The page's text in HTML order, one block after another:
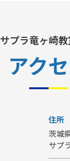
サプラ竜ヶ崎
アク
住所
茨城
サプ